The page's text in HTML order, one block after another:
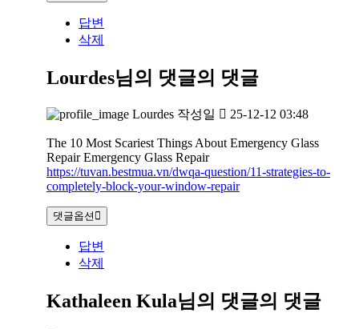
답변
삭제
Lourdes님의 댓글의 댓글
Lourdes 작성일 25-12-12 03:48
The 10 Most Scariest Things About Emergency Glass
Repair Emergency Glass Repair
https://tuvan.bestmua.vn/dwqa-question/11-strategies-to-
completely-block-your-window-repair
댓글옵션
답변
삭제
Kathaleen Kula님의 댓글의 댓글